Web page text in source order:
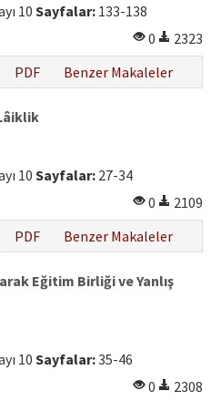
10 Sayfalar: 133-138
0
2323
PDF Benzer Makaleler
10 Sayfalar: 27-34
0
2109
PDF Benzer Makaleler
Eğitim Birliği ve Yanlış
10 Sayfalar:35-46
0
2308